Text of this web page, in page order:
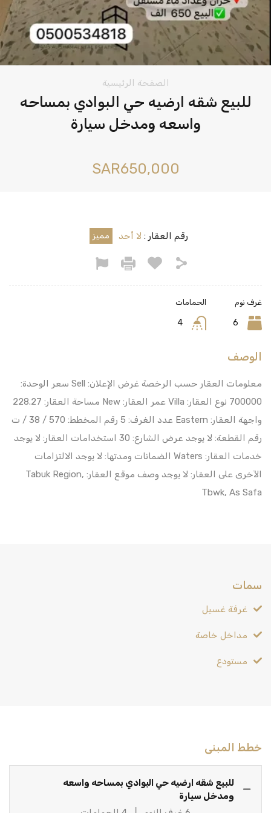
الصفحة الرئيسية
للبيع شقه ارضيه حي البوادي بمساحه
واسعه ومدخل سيارة
‪SAR650,000
رقم العقار : لا أحد مميز
غرف نوم
6
الحمامات
4
الوصف
معلومات العقار حسب الرخصة غرض الإعلان: Sell سعر الوحدة:
700000 نوع العقار: Villa عمر العقار: New مساحة العقار: 228.27
واجهة العقار: Eastern عدد الغرف: 5 رقم المخطط: 570 / 38 / ت
رقم القطعة: لا يوجد عرض الشارع: 30 استخدامات العقار: لا يوجد
خدمات العقار: Waters الضمانات ومدتها: لا يوجد الالتزامات
الآخرى على العقار: لا يوجد وصف موقع العقار: Tabuk Region,
Tbwk, As Safa
سمات
غرفة غسيل
مداخل خاصة
مستودع
خطط المبنى
للبيع شقه ارضيه حي البوادي بمساحه واسعه
ومدخل سيارة